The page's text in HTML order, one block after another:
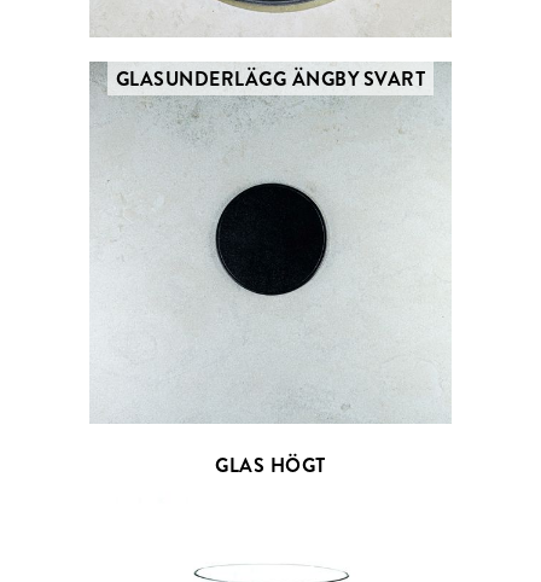
GLASUNDERLÄGG ÄNGBY SVART
GLAS HÖGT